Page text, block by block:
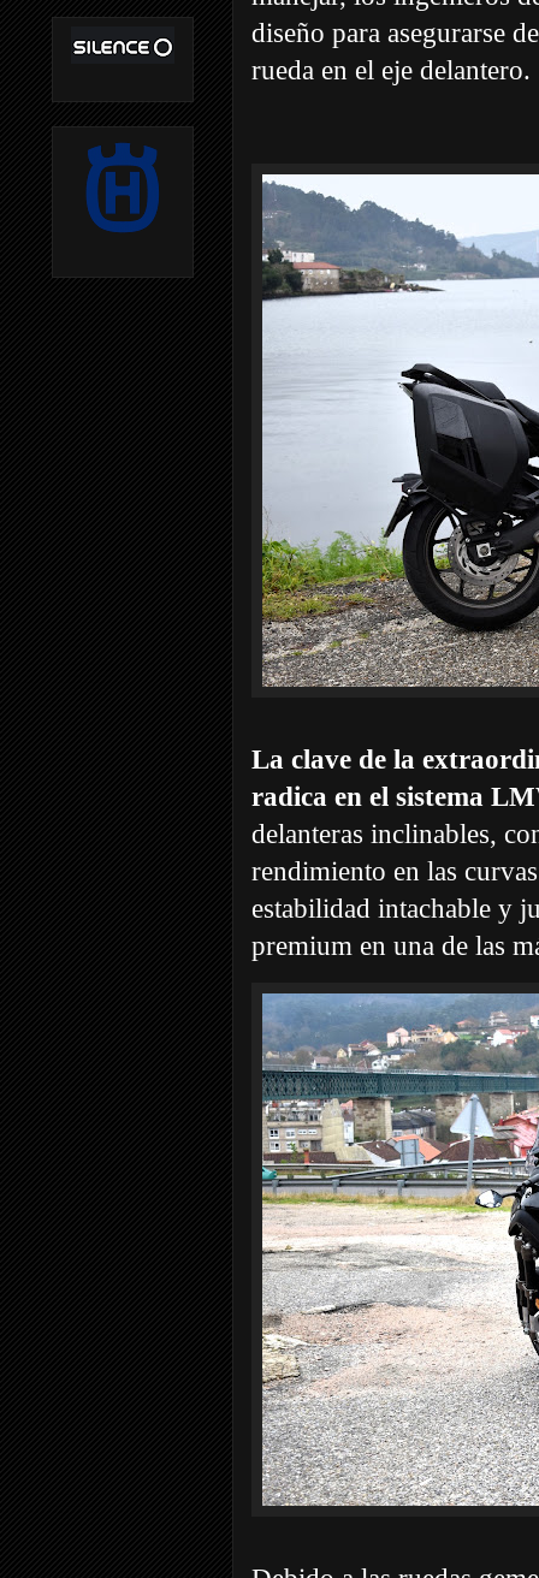
diseño para asegurarse
rueda en el eje delantero.
La clave de la
radica en el sistema
delanteras inclinables,
rendimiento en las
estabilidad intachable y
premium en una de las